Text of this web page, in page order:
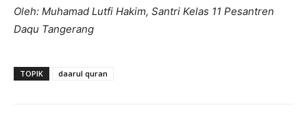
Oleh: Muhamad Lutfi Hakim, Santri Kelas 11 Pesantren
Daqu Tangerang
TOPIK daarul quran